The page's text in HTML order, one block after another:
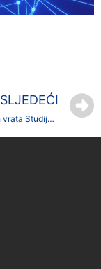
SLJEDEĆI
Dan otvorenih vrata Studija informatike: Prijavi se i otkrij svijet mogućnosti i tehnologije!